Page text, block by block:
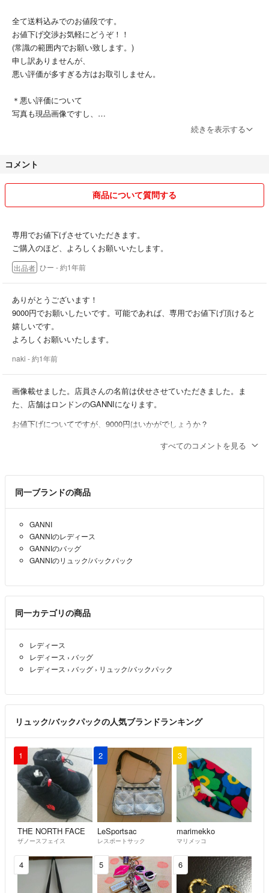
全て送料込みでのお値段です。
お値下げ交渉お気軽にどうぞ！！
(常識の範囲内でお願い致します。)
申し訳ありませんが、
悪い評価が多すぎる方はお取引しません。
＊悪い評価について
写真も現品画像ですし、
商品の特質上2.3度使用すると減るものなのですが・・
このような神経質な方とのお取引は
お店ではありません。個人の所有物です。
完璧を求める方とのお取引は致しません。
最後までお読み頂きありがとうございました。
迅速丁寧な対応を心がけます。
宜しくお願いいたします！
続きを表示する
コメント
商品について質問する
専用でお値下げさせていただきます。
ご購入のほど、よろしくお願いいたします。
出品者 ひー - 約1年前
ありがとうございます！
9000円でお願いしたいです。可能であれば、専用でお値下げ頂けると
嬉しいです。
よろしくお願いいたします。
naki - 約1年前
画像載せました。店員さんの名前は伏せさせていただきました。ま
た、店舗はロンドンのGANNIになります。
お値下げについてですが、9000円はいかがでしょうか？
ありがとうございます！
お手数ですが、画像お願いいたします。
naki - 約1年前
イギリスのロンドンにて購入しましたので、そちらの店舗のメール履
歴でしたらございます。100%正規品になります。画像必要でしたら
ひー- 約1年前
コメント失礼いたします。
どちらで購入されたか履歴やレシート等ございますでしょうか？
- 約1年前
すべてのコメントを見る
同一ブランドの商品
GANNI
GANNIのレディース
GANNIのバッグ
GANNIのリュック/バックパック
同一カテゴリの商品
レディース
レディース › バッグ
レディース › バッグ › リュック/バックパック
リュック/バックパックの人気ブランドランキング
1
THE NORTH FACE
ザノースフェイス
2
LeSportsac
レスポートサック
3
marimekko
マリメッコ
4 5 6